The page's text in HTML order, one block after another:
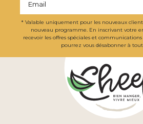
* Valable uniquement pour les nouveaux
nouveau programme. En inscrivant votre
recevoir les offres spéciales et
pourrez vous désabonner à